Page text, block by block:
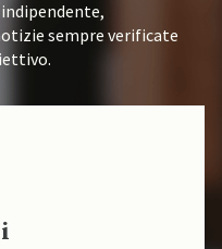
sempre verificate